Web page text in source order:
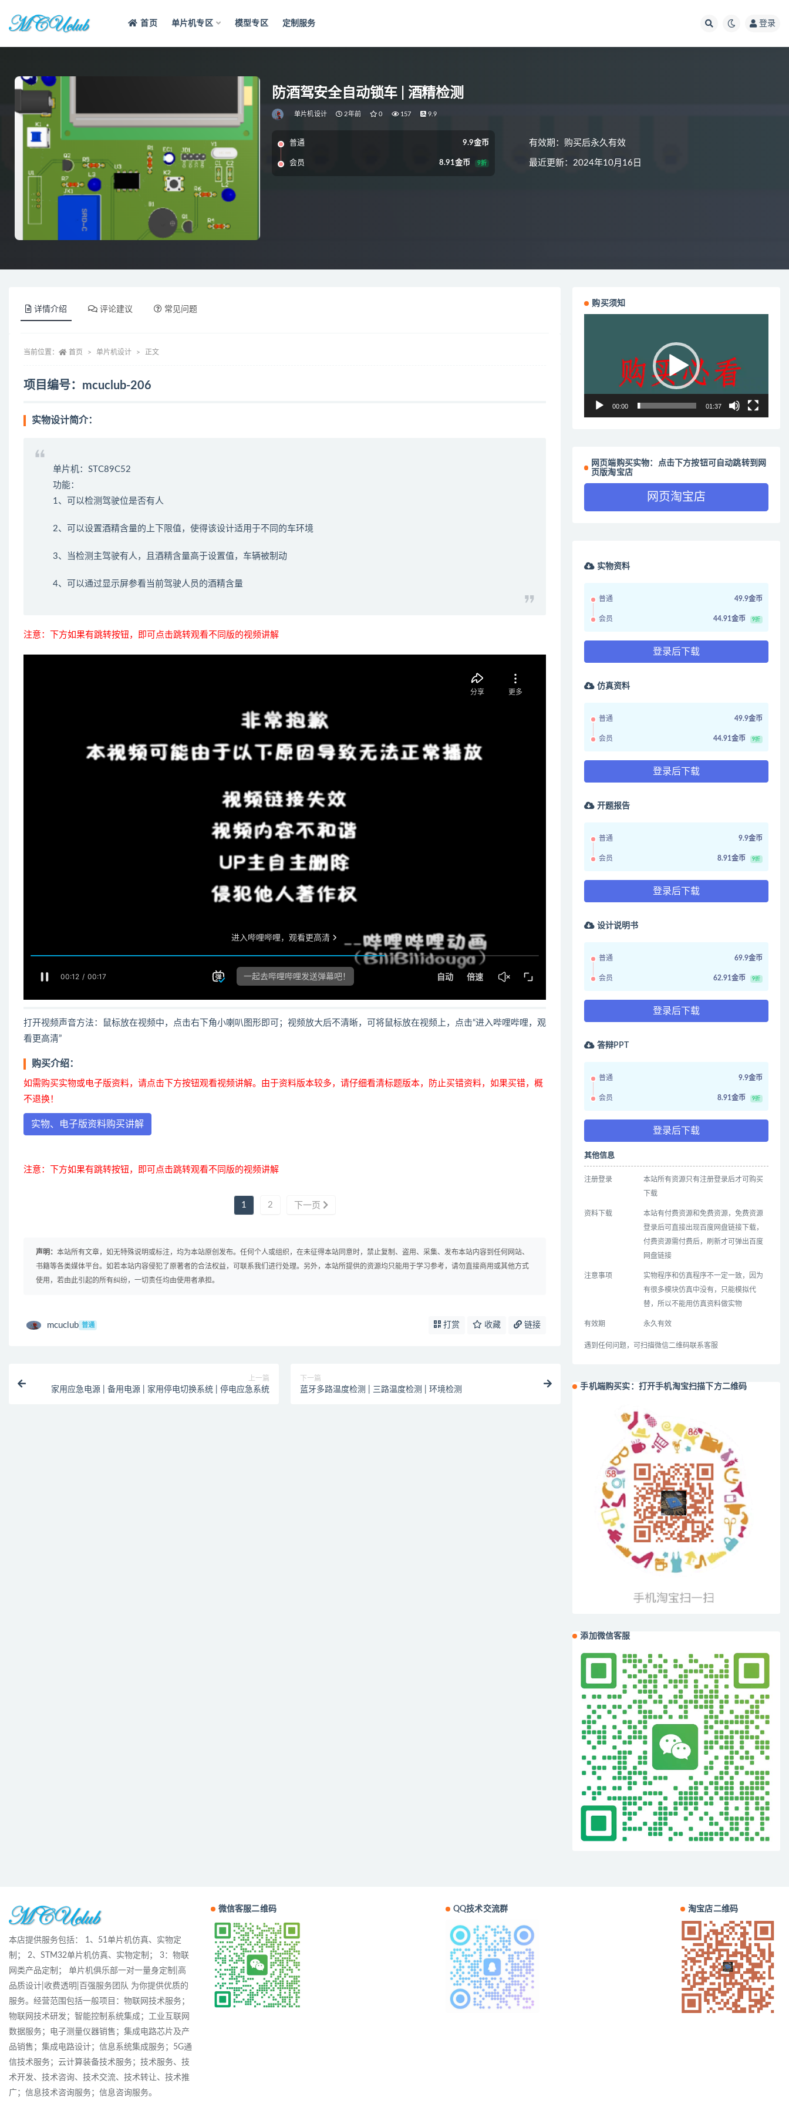
首页 单片机专区 模型专区 定制服务 登录
防酒驾安全自动锁车 | 酒精检测
单片机设计 2年前 0 157 9.9
普通 9.9金币
会员 8.91金币 9折
有效期：购买后永久有效
最近更新：2024年10月16日
详情介绍 评论建议 常见问题
当前位置： 首页 单片机设计 正文
项目编号：mcuclub-206
实物设计简介：
单片机：STC89C52
功能：
1、可以检测驾驶位是否有人
2、可以设置酒精含量的上下限值，使得该设计适用于不同的车环境
3、当检测主驾驶有人，且酒精含量高于设置值，车辆被制动
4、可以通过显示屏参看当前驾驶人员的酒精含量
注意：下方如果有跳转按钮，即可点击跳转观看不同版的视频讲解
打开视频声音方法：鼠标放在视频中，点击右下角小喇叭图形即可；视频放大后不清晰，可将鼠标放在视频上，点击“进入哔哩哔哩，观
看更高清”
购买介绍：
如需购买实物或电子版资料，请点击下方按钮观看视频讲解。由于资料版本较多，请仔细看清标题版本，防止买错资料，如果买错，概
不退换！
实物、电子版资料购买讲解
注意：下方如果有跳转按钮，即可点击跳转观看不同版的视频讲解
1 2 下一页
声明： 本站所有文章，如无特殊说明或标注，均为本站原创发布。任何个人或组织，在未征得本站同意时，禁止复制、盗用、采集、发布本站内容到任何网站、
书籍等各类媒体平台。如若本站内容侵犯了原著者的合法权益，可联系我们进行处理。另外，本站所提供的资源均只能用于学习参考，请勿直接商用或其他方式
使用，若由此引起的所有纠纷，一切责任均由使用者承担。
mcuclub 普通 打赏 收藏 链接
上一篇
家用应急电源 | 备用电源 | 家用停电切换系统 | 停电应急系统
下一篇
蓝牙多路温度检测 | 三路温度检测 | 环境检测
购买须知
00:00 01:37
网页端购买实物：点击下方按钮可自动跳转到网
页版淘宝店
网页淘宝店
实物资料
普通 49.9金币
会员 44.91金币 9折
登录后下载
仿真资料
普通 49.9金币
会员 44.91金币 9折
登录后下载
开题报告
普通 9.9金币
会员 8.91金币 9折
登录后下载
设计说明书
普通 69.9金币
会员 62.91金币 9折
登录后下载
答辩PPT
普通 9.9金币
会员 8.91金币 9折
登录后下载
其他信息
注册登录
本站所有资源只有注册登录后才可购买
下载
资料下载
本站有付费资源和免费资源，免费资源
登录后可直接出现百度网盘链接下载，
付费资源需付费后，刷新才可弹出百度
网盘链接
注意事项
实物程序和仿真程序不一定一致，因为
有很多模块仿真中没有，只能模拟代
替，所以不能用仿真资料做实物
有效期 永久有效
遇到任何问题，可扫描微信二维码联系客服
手机端购买实：打开手机淘宝扫描下方二维码
添加微信客服
本店提供服务包括： 1、51单片机仿真、实物定
制； 2、STM32单片机仿真、实物定制； 3：物联
网类产品定制； 单片机俱乐部一对一量身定制|高
品质设计|收费透明|百强服务团队 为你提供优质的
服务。经营范围包括一般项目：物联网技术服务；
物联网技术研发；智能控制系统集成；工业互联网
数据服务；电子测量仪器销售；集成电路芯片及产
品销售；集成电路设计；信息系统集成服务；5G通
信技术服务；云计算装备技术服务；技术服务、技
术开发、技术咨询、技术交流、技术转让、技术推
广；信息技术咨询服务；信息咨询服务。
微信客服二维码 QQ技术交流群 淘宝店二维码